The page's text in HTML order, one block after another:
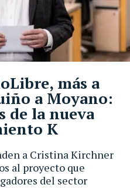
a Cristina Kirchner
al proyecto que
del sector
más a
a Moyano:
de la nueva
K